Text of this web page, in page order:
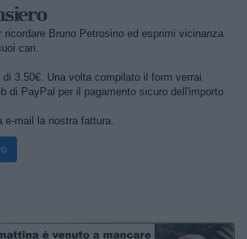
ricordare Bruno Petrosino ed esprimi vicinanza
cari.
di 3.50€. Una volta compilato il form verrai
di PayPal per il pagamento sicuro dell'importo
e-mail la nostra fattura.